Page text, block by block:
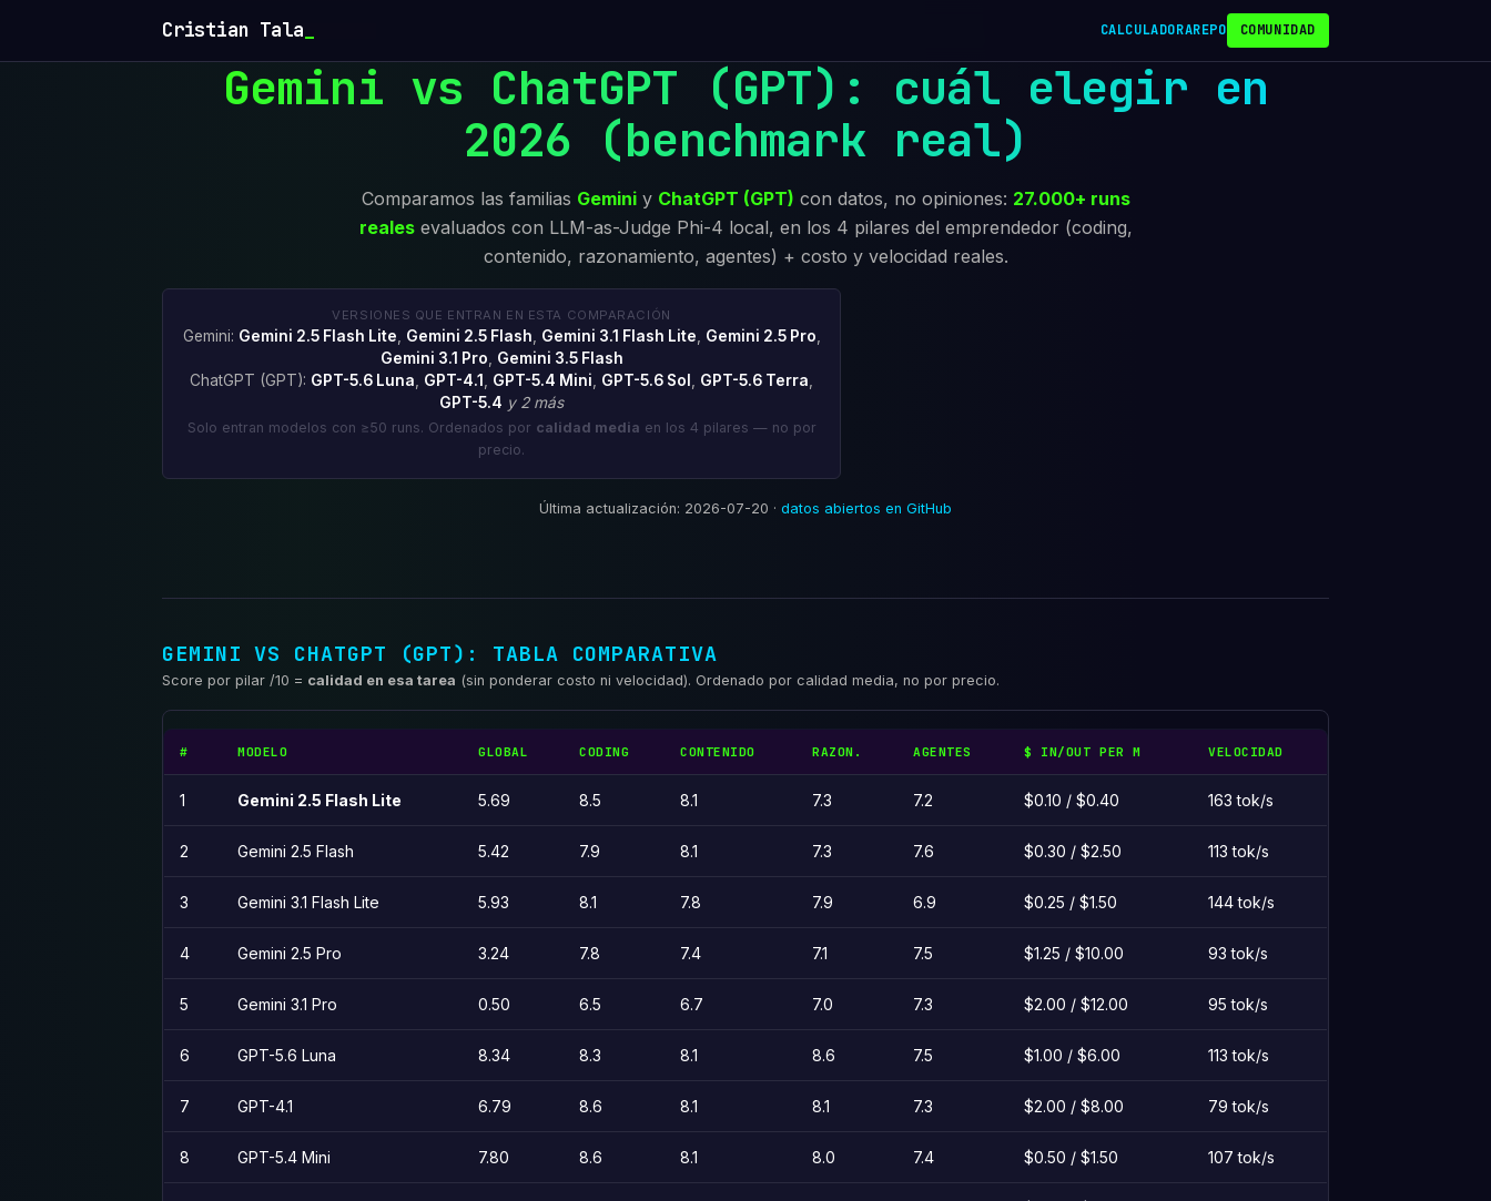
Cristian Tala CALCULADORAREPO COMUNIDAD
Gemini vs ChatGPT (GPT): cuál elegir en
2026 (benchmark real)
Comparamos las familias Geminiy ChatGPT (GPT) con datos, no opiniones: 27.000+ runs
realesevaluados con LLM-as-Judge Phi-4 local, en los 4 pilares del emprendedor (coding,
contenido, razonamiento, agentes) + costo y velocidad reales.
VERSIONES QUE ENTRAN EN ESTA COMPARACIÓN
Gemini: Gemini 2.5 Flash Lite Gemini 2.5 Flash Gemini 3.1 Flash Lite Gemini 2.5 Pro
Gemini 3.1 Pro
Gemini 3.5 Flash
ChatGPT (GPT): GPT-5.6 Luna GPT-4.1 GPT-5.4 Mini GPT-5.6 Sol GPT-5.6 Terra
GPT-5.4 y 2 más
Solo entran modelos con ≥50 runs. Ordenados por calidad media en los 4 pilares — no por
precio.
Última actualización: 2026-07-20 · datos abiertos en GitHub
GEMINI VS CHATGPT (GPT): TABLA COMPARATIVA
Score por pilar /10 = calidad en esa tarea (sin ponderar costo ni velocidad). Ordenado por calidad media, no por precio.
# MODELO GLOBAL CODING CONTENIDO RAZON. AGENTES $ IN/OUT PER M VELOCIDAD
1 Gemini 2.5 Flash Lite 5.69 8.5 8.1 7.3 7.2 $0.10 / $0.40 163 tok/s
2 Gemini 2.5 Flash 5.42 7.9 8.1 7.3 7.6 $0.30 / $2.50 113 tok/s
3 Gemini 3.1 Flash Lite 5.93 8.1 7.8 7.9 6.9 $0.25 / $1.50 144 tok/s
4 Gemini 2.5 Pro 3.24 7.8 7.4 7.1 7.5 $1.25 / $10.00 93 tok/s
5 Gemini 3.1 Pro 0.50 6.5 6.7 7.0 7.3 $2.00 / $12.00 95 tok/s
6 GPT-5.6 Luna 8.34 8.3 8.1 8.6 7.5 $1.00 / $6.00 113 tok/s
7 GPT-4.1 6.79 8.6 8.1 8.1 7.3 $2.00 / $8.00 79 tok/s
8 GPT-5.4 Mini 7.80 8.6 8.1 8.0 7.4 $0.50 / $1.50 107 tok/s